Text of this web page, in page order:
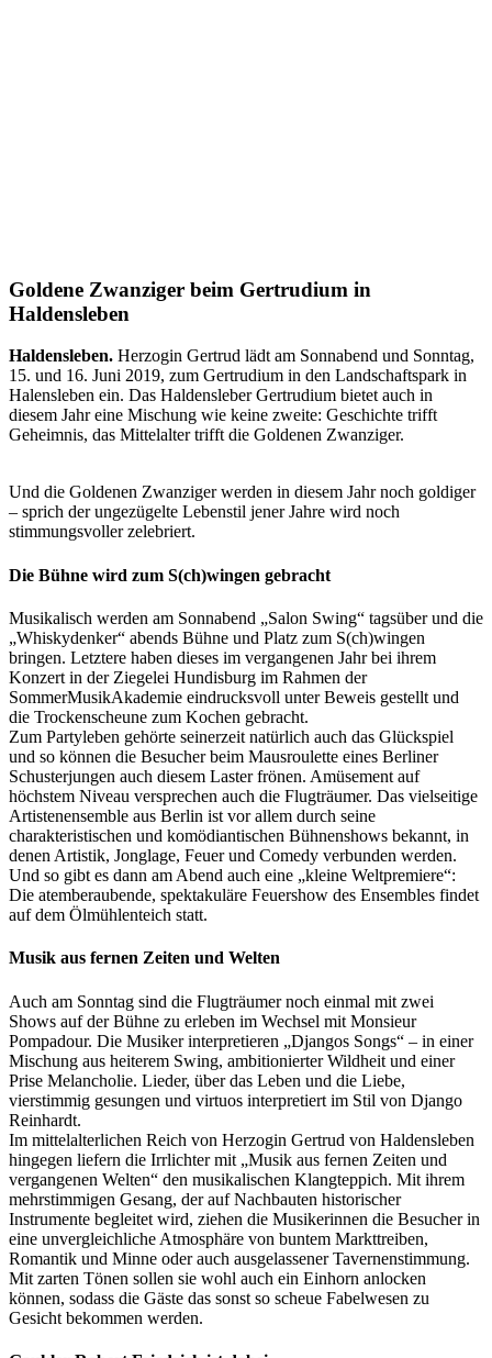
Goldene Zwanziger beim Gertrudium in
Haldensleben
Haldensleben. Herzogin Gertrud lädt am Sonnabend und Sonntag,
15. und 16. Juni 2019, zum Gertrudium in den Landschaftspark in
Halensleben ein. Das Haldensleber Gertrudium bietet auch in
diesem Jahr eine Mischung wie keine zweite: Geschichte trifft
Geheimnis, das Mittelalter trifft die Goldenen Zwanziger.
Und die Goldenen Zwanziger werden in diesem Jahr noch goldiger
– sprich der ungezügelte Lebenstil jener Jahre wird noch
stimmungsvoller zelebriert.
Die Bühne wird zum S(ch)wingen gebracht
Musikalisch werden am Sonnabend „Salon Swing“ tagsüber und die
„Whiskydenker“ abends Bühne und Platz zum S(ch)wingen
bringen. Letztere haben dieses im vergangenen Jahr bei ihrem
Konzert in der Ziegelei Hundisburg im Rahmen der
SommerMusikAkademie eindrucksvoll unter Beweis gestellt und
die Trockenscheune zum Kochen gebracht.
Zum Partyleben gehörte seinerzeit natürlich auch das Glückspiel
und so können die Besucher beim Mausroulette eines Berliner
Schusterjungen auch diesem Laster frönen. Amüsement auf
höchstem Niveau versprechen auch die Flugträumer. Das vielseitige
Artistenensemble aus Berlin ist vor allem durch seine
charakteristischen und komödiantischen Bühnenshows bekannt, in
denen Artistik, Jonglage, Feuer und Comedy verbunden werden.
Und so gibt es dann am Abend auch eine „kleine Weltpremiere“:
Die atemberaubende, spektakuläre Feuershow des Ensembles findet
auf dem Ölmühlenteich statt.
Musik aus fernen Zeiten und Welten
Auch am Sonntag sind die Flugträumer noch einmal mit zwei
Shows auf der Bühne zu erleben im Wechsel mit Monsieur
Pompadour. Die Musiker interpretieren „Djangos Songs“ – in einer
Mischung aus heiterem Swing, ambitionierter Wildheit und einer
Prise Melancholie. Lieder, über das Leben und die Liebe,
vierstimmig gesungen und virtuos interpretiert im Stil von Django
Reinhardt.
Im mittelalterlichen Reich von Herzogin Gertrud von Haldensleben
hingegen liefern die Irrlichter mit „Musik aus fernen Zeiten und
vergangenen Welten“ den musikalischen Klangteppich. Mit ihrem
mehrstimmigen Gesang, der auf Nachbauten historischer
Instrumente begleitet wird, ziehen die Musikerinnen die Besucher in
eine unvergleichliche Atmosphäre von buntem Markttreiben,
Romantik und Minne oder auch ausgelassener Tavernenstimmung.
Mit zarten Tönen sollen sie wohl auch ein Einhorn anlocken
können, sodass die Gäste das sonst so scheue Fabelwesen zu
Gesicht bekommen werden.